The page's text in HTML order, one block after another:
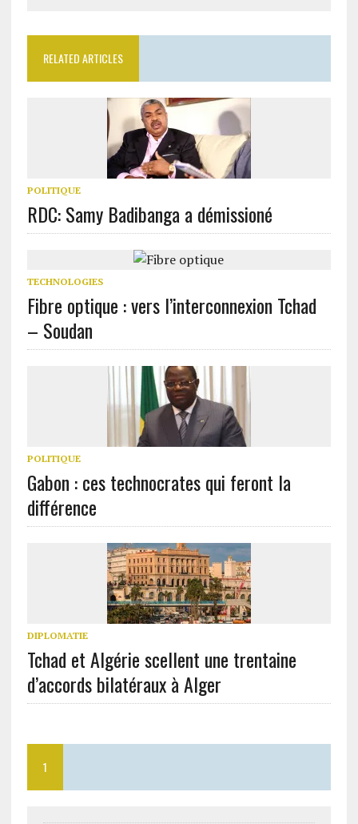
RELATED ARTICLES
POLITIQUE
RDC: Samy Badibanga a démissioné
TECHNOLOGIES
Fibre optique : vers l’interconnexion Tchad
– Soudan
POLITIQUE
Gabon : ces technocrates qui feront la
différence
DIPLOMATIE
Tchad et Algérie scellent une trentaine
d’accords bilatéraux à Alger
1